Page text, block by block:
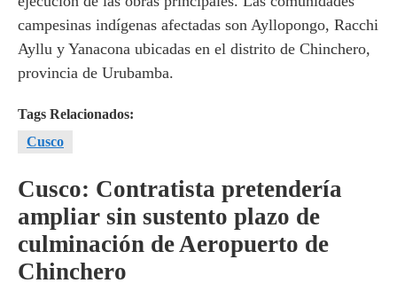
campesinas indígenas afectadas son Ayllopongo, Racchi
Ayllu y Yanacona ubicadas en el distrito de Chinchero,
provincia de Urubamba.
Tags Relacionados:
Cusco
Cusco: Contratista pretendería
ampliar sin sustento plazo de
culminación de Aeropuerto de
Chinchero